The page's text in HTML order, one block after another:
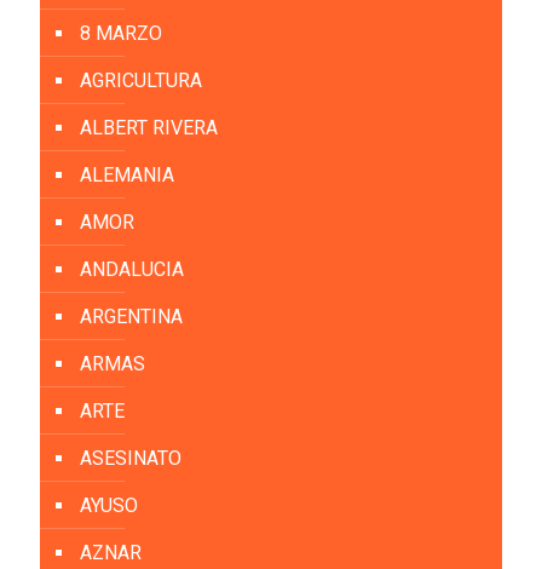
8 MARZO
AGRICULTURA
ALBERT RIVERA
ALEMANIA
AMOR
ANDALUCIA
ARGENTINA
ARMAS
ARTE
ASESINATO
AYUSO
AZNAR